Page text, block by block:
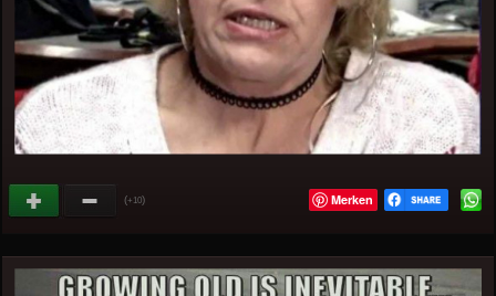
(+10) Merken